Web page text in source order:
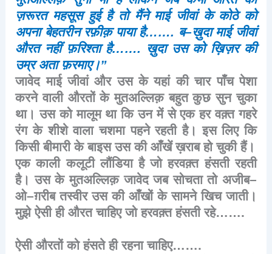
ज़रूरत महसूस हुई है तो मैंने माई जीवां के कोठे को
अपना बेहतरीन रफ़ीक़ पाया है……. ब–ख़ुदा माई जीवां
औरत नहीं फ़रिश्ता है……. ख़ुदा उस को ख़िज़र की
उम्र अता फ़रमाए।”
जावेद माई जीवां और उस के यहां की चार पाँच पेशा
करने वाली औरतों के मुतअल्लिक़ बहुत कुछ सुन चुका
था। उस को मालूम था कि उन में से एक हर वक़्त गहरे
रंग के शीशे वाला चशमा पहने रहती है। इस लिए कि
किसी बीमारी के बाइस उस की आँखें ख़राब हो चुकी हैं।
एक काली कलूटी लौंडिया है जो हरवक़्त हंसती रहती
है। उस के मुतअल्लिक़ जावेद जब सोचता तो अजीब–
ओ–ग़रीब तस्वीर उस की आँखों के सामने खिच जाती।
मुझे ऐसी ही औरत चाहिए जो हरवक़्त हंसती रहे…….
ऐसी औरतों को हंसते ही रहना चाहिए…….